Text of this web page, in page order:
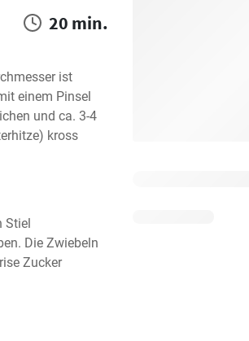
20 min.
ist
einem Pinsel
und ca. 3-4
kross
Stiel
Die Zwiebeln
Zucker